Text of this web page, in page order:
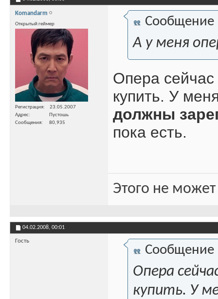
Komandarm
Открытый геймер
Регистрация
23.05.2007
Адрес
Пустошь
Сообщения
80,935
Сообщение
А у меня
Опера
купить. У
должны
пока есть.
Этого не
04.02.2008, 00:01
Гость
Сообщение
Опера
купить. У